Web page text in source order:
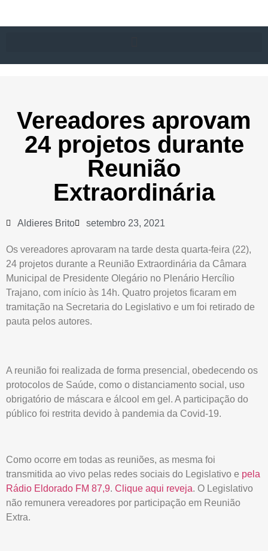
Vereadores aprovam
24 projetos durante
Reunião
Extraordinária
Aldieres Brito setembro 23, 2021
Os vereadores aprovaram na tarde desta quarta-feira (22),
24 projetos durante a Reunião Extraordinária da Câmara
Municipal de Presidente Olegário no Plenário Hercílio
Trajano, com início às 14h. Quatro projetos ficaram em
tramitação na Secretaria do Legislativo e um foi retirado de
pauta pelos autores.
A reunião foi realizada de forma presencial, obedecendo os
protocolos de Saúde, como o distanciamento social, uso
obrigatório de máscara e álcool em gel. A participação do
público foi restrita devido à pandemia da Covid-19.
Como ocorre em todas as reuniões, as mesma foi
transmitida ao vivo pelas redes sociais do Legislativo e pela
Rádio Eldorado FM 87,9. Clique aqui reveja. O Legislativo
não remunera vereadores por participação em Reunião
Extra.